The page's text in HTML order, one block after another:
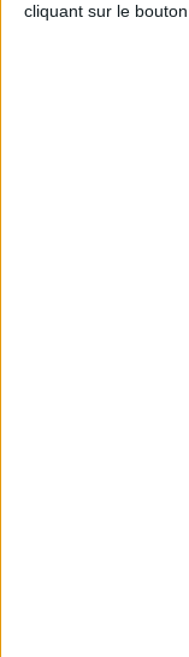
cliquant sur le
THE BEST